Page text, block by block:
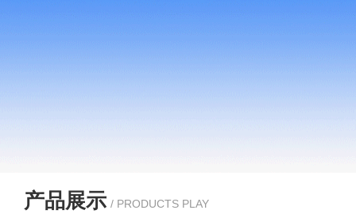
产品展示 / PRODUCTS PLAY